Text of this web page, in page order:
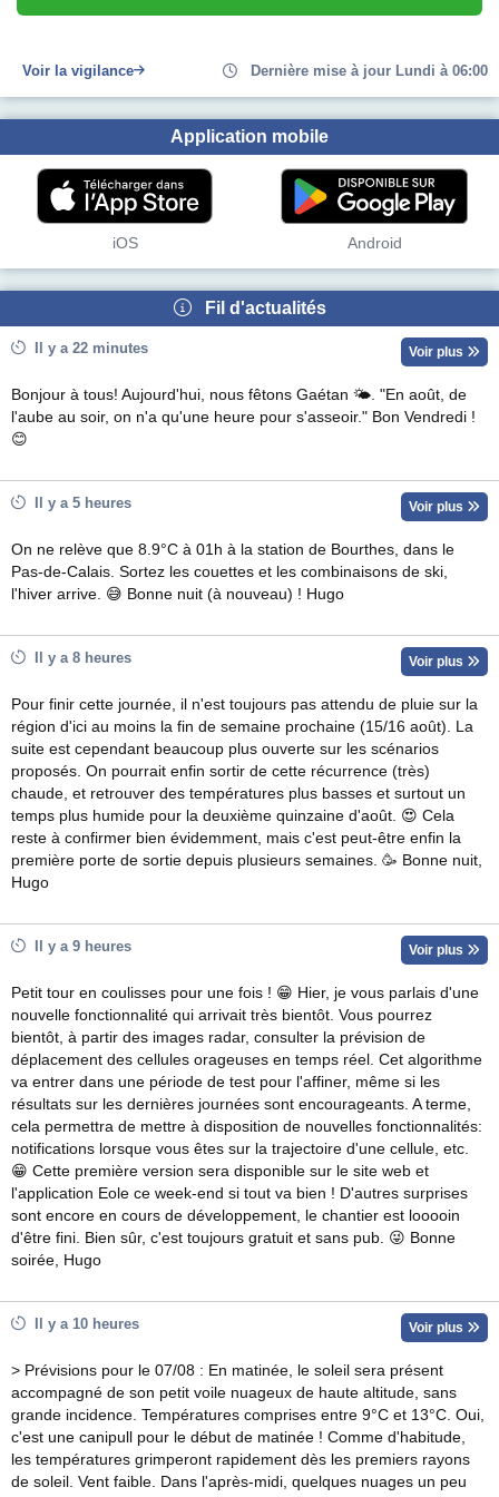
Voir la vigilance Dernière mise à jour Lundi à 06:00
Application mobile
iOS Android
Fil d'actualités
Il y a 22 minutes Voir plus
Bonjour à tous! Aujourd'hui, nous fêtons Gaétan 🌤. "En août, de
l'aube au soir, on n'a qu'une heure pour s'asseoir." Bon Vendredi !
😊
Il y a 5 heures Voir plus
On ne relève que 8.9°C à 01h à la station de Bourthes, dans le
Pas-de-Calais. Sortez les couettes et les combinaisons de ski,
l'hiver arrive. 😅 Bonne nuit (à nouveau) ! Hugo
Il y a 8 heures Voir plus
Pour finir cette journée, il n'est toujours pas attendu de pluie sur la
région d'ici au moins la fin de semaine prochaine (15/16 août). La
suite est cependant beaucoup plus ouverte sur les scénarios
proposés. On pourrait enfin sortir de cette récurrence (très)
chaude, et retrouver des températures plus basses et surtout un
temps plus humide pour la deuxième quinzaine d'août. 😍 Cela
reste à confirmer bien évidemment, mais c'est peut-être enfin la
première porte de sortie depuis plusieurs semaines. 🥳 Bonne nuit,
Hugo
Il y a 9 heures Voir plus
Petit tour en coulisses pour une fois ! 😁 Hier, je vous parlais d'une
nouvelle fonctionnalité qui arrivait très bientôt. Vous pourrez
bientôt, à partir des images radar, consulter la prévision de
déplacement des cellules orageuses en temps réel. Cet algorithme
va entrer dans une période de test pour l'affiner, même si les
résultats sur les dernières journées sont encourageants. A terme,
cela permettra de mettre à disposition de nouvelles fonctionnalités:
notifications lorsque vous êtes sur la trajectoire d'une cellule, etc.
😁 Cette première version sera disponible sur le site web et
l'application Eole ce week-end si tout va bien ! D'autres surprises
sont encore en cours de développement, le chantier est looooin
d'être fini. Bien sûr, c'est toujours gratuit et sans pub. 😜 Bonne
soirée, Hugo
Il y a 10 heures Voir plus
> Prévisions pour le 07/08 : En matinée, le soleil sera présent
accompagné de son petit voile nuageux de haute altitude, sans
grande incidence. Températures comprises entre 9°C et 13°C. Oui,
c'est une canipull pour le début de matinée ! Comme d'habitude,
les températures grimperont rapidement dès les premiers rayons
de soleil. Vent faible. Dans l'après-midi, quelques nuages un peu